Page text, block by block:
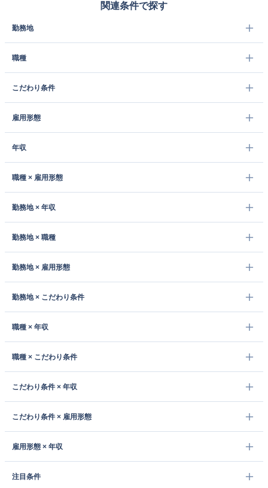
関連条件で探す
勤務地
職種
こだわり条件
雇用形態
年収
職種 × 雇用形態
勤務地 × 年収
勤務地 × 職種
勤務地 × 雇用形態
勤務地 × こだわり条件
職種 × 年収
職種 × こだわり条件
こだわり条件 × 年収
こだわり条件 × 雇用形態
雇用形態 × 年収
注目条件